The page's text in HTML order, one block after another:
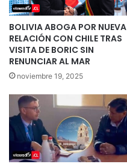
BOLIVIA ABOGA POR NUEVA
RELACIÓN CON CHILE TRAS
VISITA DE BORIC SIN
RENUNCIAR AL MAR
noviembre 19, 2025